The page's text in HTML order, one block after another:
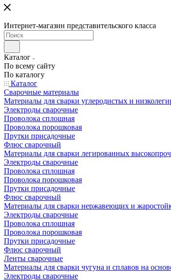
Интернет-магазин представительского класса
Каталог
По всему сайту
По каталогу
Каталог
Сварочные материалы
Материалы для сварки углеродистых и
Электроды сварочные
Проволока сплошная
Проволока порошковая
Прутки присадочные
Флюс сварочный
Материалы для сварки легированных
Электроды сварочные
Проволока сплошная
Проволока порошковая
Прутки присадочные
Флюс сварочный
Материалы для сварки нержавеющих и
Электроды сварочные
Проволока сплошная
Проволока порошковая
Прутки присадочные
Флюс сварочный
Ленты сварочные
Материалы для сварки чугуна и сплавов на
Электроды сварочные